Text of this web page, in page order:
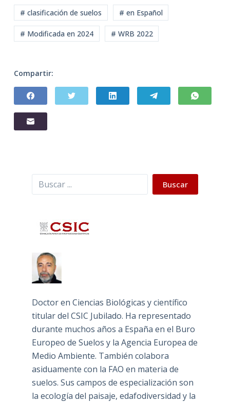
# clasificación de suelos # en Español
# Modificada en 2024 # WRB 2022
Compartir:
Buscar Buscar
Doctor en Ciencias Biológicas y científico
titular del CSIC Jubilado. Ha representado
durante muchos años a España en el Buro
Europeo de Suelos y la Agencia Europea de
Medio Ambiente. También colabora
asiduamente con la FAO en materia de
suelos. Sus campos de especialización son
la ecología del paisaje, edafodiversidad y la